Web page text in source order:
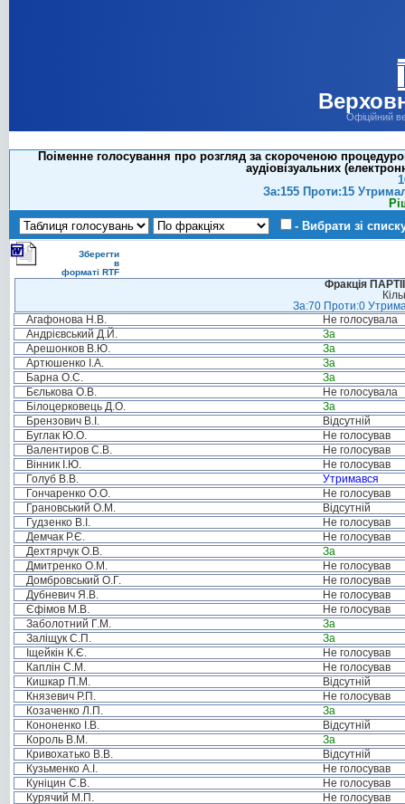
Офіційний
Поіменне голосування про розгляд за скороченою
аудіовізуальних
За:155 Проти:15
- Вибрати зі
Зберегти
в
форматі RTF
Фракція
За:70 Проти:0
Агафонова Н.В.
Не голосувала
Андрієвський Д.Й.
За
Арешонков В.Ю.
За
Артюшенко І.А.
За
Барна О.С.
За
Бєлькова О.В.
Не голосувала
Білоцерковець Д.О.
За
Брензович В.І.
Відсутній
Буглак Ю.О.
Не голосував
Валентиров С.В.
Не голосував
Вінник І.Ю.
Не голосував
Голуб В.В.
Утримався
Гончаренко О.О.
Не голосував
Грановський О.М.
Відсутній
Гудзенко В.І.
Не голосував
Демчак Р.Є.
Не голосував
Дехтярчук О.В.
За
Дмитренко О.М.
Не голосував
Домбровський О.Г.
Не голосував
Дубневич Я.В.
Не голосував
Єфімов М.В.
Не голосував
Заболотний Г.М.
За
Заліщук С.П.
За
Іщейкін К.Є.
Не голосував
Каплін С.М.
Не голосував
Кишкар П.М.
Відсутній
Князевич Р.П.
Не голосував
Козаченко Л.П.
За
Кононенко І.В.
Відсутній
Король В.М.
За
Кривохатько В.В.
Відсутній
Кузьменко А.І.
Не голосував
Куніцин С.В.
Не голосував
Курячий М.П.
Не голосував